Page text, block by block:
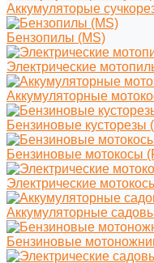
Аккумуляторые
Бензопилы (MS)
Электрические
Аккумуляторные
Бензиновые кусторезы
Бензиновые мотокосы
Электрические
Аккумуляторные
Бензиновые